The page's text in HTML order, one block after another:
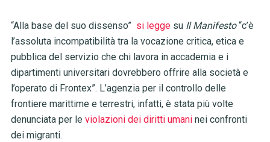
“Alla base del suo dissenso” si leggesu Il Manifesto“c’è
l’assoluta incompatibilità tra la vocazione critica, etica e
pubblica del servizio che chi lavora in accademia e i
dipartimenti universitari dovrebbero offrire alla società e
l’operato di Frontex”. L’agenzia per il controllo delle
frontiere marittime e terrestri, infatti, è stata più volte
denunciata per le violazioni dei diritti umaninei confronti
dei migranti.